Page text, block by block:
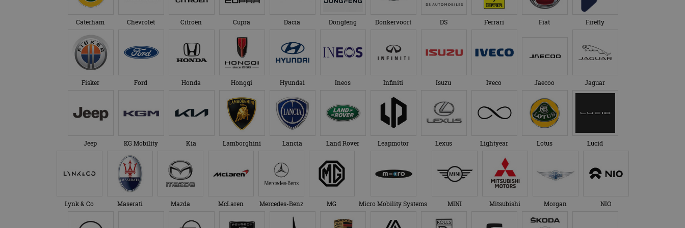
Caterham Chevrolet Citroën Cupra Dacia Dongfeng Donkervoort DS Ferrari Fiat Firefly
Fisker Ford Honda Hongqi Hyundai Ineos Infiniti Isuzu Iveco Jaecoo Jaguar
Jeep KG Mobility Kia Lamborghini Lancia Land Rover Leapmotor Lexus Lightyear Lotus Lucid
Lynk & Co Maserati Mazda McLaren Mercedes-Benz MG Micro Mobility Systems MINI Mitsubishi Morgan NIO